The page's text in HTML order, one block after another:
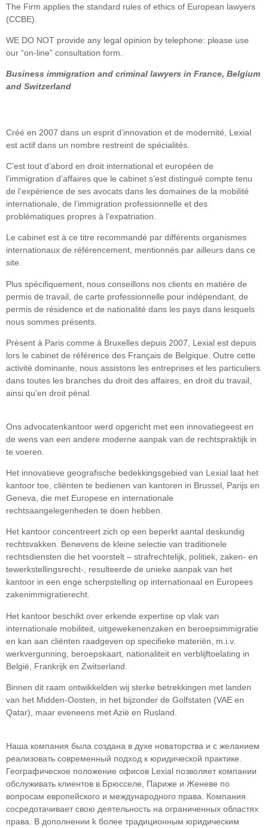
The Firm applies the standard rules of ethics of European lawyers
(CCBE).
WE DO NOT provide any legal opinion by telephone: please use
our “on-line” consultation form.
Business immigration and criminal lawyers in France, Belgium
and Switzerland
Créé en 2007 dans un esprit d’innovation et de modernité, Lexial
est actif dans un nombre restreint de spécialités.
C’est tout d’abord en droit international et européen de
l’immigration d’affaires que le cabinet s’est distingué compte tenu
de l’expérience de ses avocats dans les domaines de la mobilité
internationale, de l’immigration professionnelle et des
problématiques propres à l’expatriation.
Le cabinet est à ce titre recommandé par différents organismes
internationaux de référencement, mentionnés par ailleurs dans ce
site.
Plus spécifiquement, nous conseillons nos clients en matière de
permis de travail, de carte professionnelle pour indépendant, de
permis de résidence et de nationalité dans les pays dans lesquels
nous sommes présents.
Présent à Paris comme à Bruxelles depuis 2007, Lexial est depuis
lors le cabinet de référence des Français de Belgique. Outre cette
activité dominante, nous assistons les entreprises et les particuliers
dans toutes les branches du droit des affaires, en droit du travail,
ainsi qu’en droit pénal.
Ons advocatenkantoor werd opgericht met een innovatiegeest en
de wens van een andere moderne aanpak van de rechtspraktijk in
te voeren.
Het innovatieve geografische bedekkingsgebied van Lexial laat het
kantoor toe, cliënten te bedienen van kantoren in Brussel, Parijs en
Geneva, die met Europese en internationale
rechtsaangelegenheden te doen hebben.
Het kantoor concentreert zich op een beperkt aantal deskundig
rechtsvakken. Benevens de kleine selectie van traditionele
rechtsdiensten die het voorstelt – strafrechtelijk, politiek, zaken- en
tewerkstellingsrecht-, resulteerde de unieke aanpak van het
kantoor in een enge scherpstelling op internationaal en Europees
zakenimmigratierecht.
Het kantoor beschikt over erkende expertise op vlak van
internationale mobiliteit, uitgewekenenzaken en beroepsimmigratie
en kan aan cliënten raadgeven op specifieke materiën, m.i.v.
werkvergunning, beroepskaart, nationaliteit en verblijftoelating in
België, Frankrijk en Zwitserland.
Binnen dit raam ontwikkelden wij sterke betrekkingen met landen
van het Midden-Oosten, in het bijzonder de Golfstaten (VAE en
Qatar), maar eveneens met Azië en Rusland.
Наша компания была создана в духе новаторства и с желанием
реализовать современный подход к юридической практике.
Географическое положение офисов Lexial позволяет компании
обслуживать клиентов в Брюсселе, Париже и Женеве по
вопросам европейского и международного права. Компания
сосредотачивает свою деятельность на ограниченных областяx
права. В дополнении k более традиционным юридическим